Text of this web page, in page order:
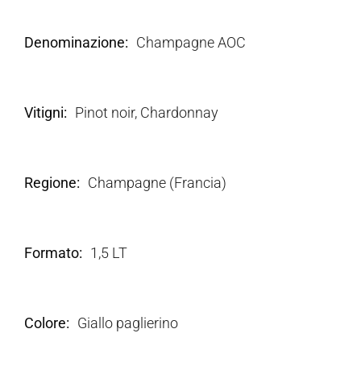
Denominazione Champagne AOC
Vitigni Pinot noir, Chardonnay
Regione Champagne (Francia)
Formato 1,5 LT
Colore Giallo paglierino